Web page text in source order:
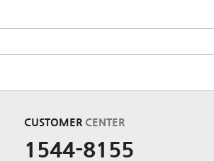
CUSTOMER CENTER
1544-8155